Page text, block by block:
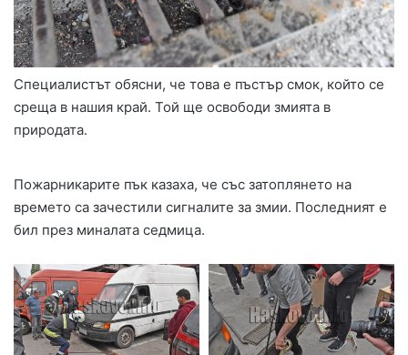
Специалистът обясни, че това е пъстър смок, който се
среща в нашия край. Той ще освободи змията в
природата.
Пожарникарите пък казаха, че със затоплянето на
времето са зачестили сигналите за змии. Последният е
бил през миналата седмица.